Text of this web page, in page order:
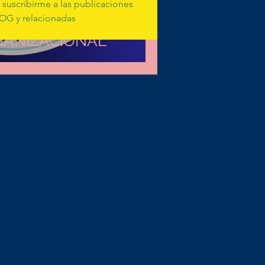
suscribirme a las publicaciones
y relacionadas